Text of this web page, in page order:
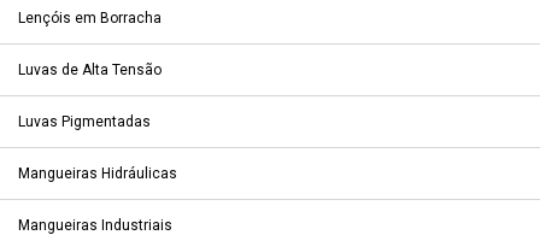
Lençóis em Borracha
Luvas de Alta Tensão
Luvas Pigmentadas
Mangueiras Hidráulicas
Mangueiras Industriais